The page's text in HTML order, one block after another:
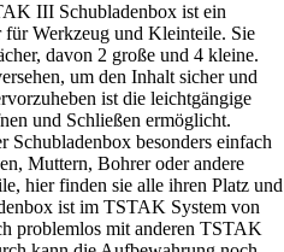
III Schubladenbox ist ein
Werkzeug und Kleinteile. Sie
davon 2 große und 4 kleine.
um den Inhalt sicher und
ist die leichtgängige
und Schließen ermöglicht.
besonders einfach
Muttern, Bohrer oder andere
hier finden sie alle ihren Platz und
ist im TSTAK System von
problemlos mit anderen TSTAK